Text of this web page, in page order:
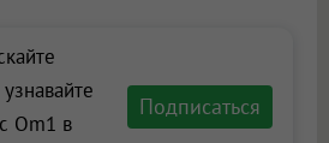
Om1 в
Подписаться